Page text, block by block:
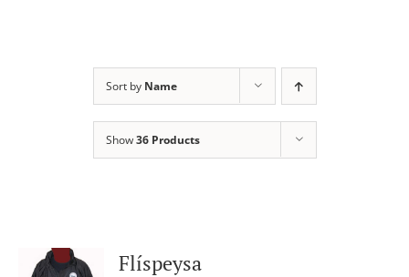
Sort by Name
Show36 Products
Flíspeysa